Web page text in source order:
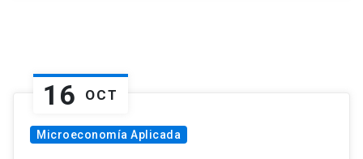
16 OCT
Microeconomía Aplicada